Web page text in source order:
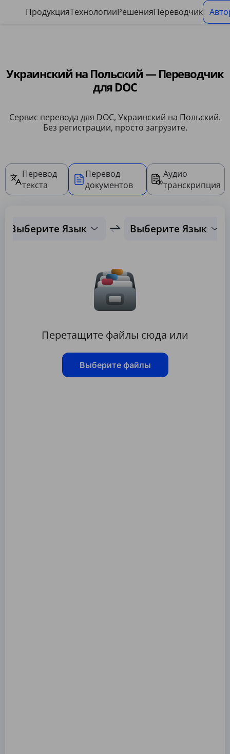
ПродукцияТехнологииРешенияПереводчик
Украинский на Польский — Переводчик
для DOC
Сервис перевода для DOC, Украинский на Польский.
Без регистрации, просто загрузите.
Перевод
текста
Перевод
документов
Аудио
транскрипция
Выберите Язык Выберите Язык
Перетащите файлы сюда или
Выберите файлы